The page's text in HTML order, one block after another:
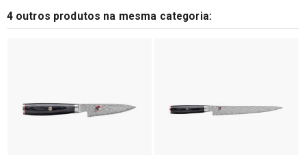
4 outros produtos na mesma categoria: